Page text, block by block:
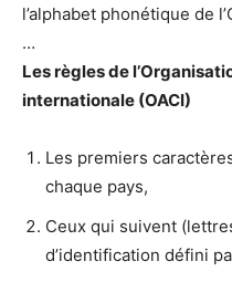
l’alphabet phonétique de
…
Les règles de
internationale (OACI)
Les premiers
chaque pays,
Ceux qui suivent
d’identification défini